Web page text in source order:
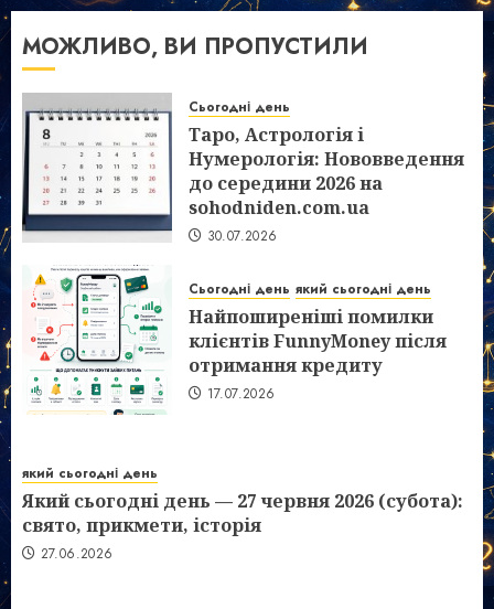
МОЖЛИВО, ВИ ПРОПУСТИЛИ
Сьогодні день
Таро, Астрологія і
Нумерологія: Нововведення
до середини 2026 на
sohodniden.com.ua
30.07.2026
Сьогодні день який сьогодні день
Найпоширеніші помилки
клієнтів FunnyMoney після
отримання кредиту
17.07.2026
який сьогодні день
Який сьогодні день — 27 червня 2026 (субота):
свято, прикмети, історія
27.06.2026